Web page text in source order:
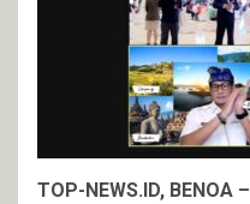
TOP-NEWS.ID, BENOA –